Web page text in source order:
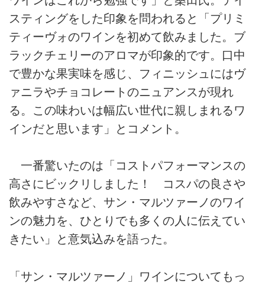
スティングをした印象を問われると「プリミ
ティーヴォのワインを初めて飲みました。ブ
ラックチェリーのアロマが印象的です。口中
で豊かな果実味を感じ、フィニッシュにはヴ
ァニラやチョコレートのニュアンスが現れ
る。この味わいは幅広い世代に親しまれるワ
インだと思います」とコメント。
一番驚いたのは「コストパフォーマンスの
高さにビックリしました！ コスパの良さや
飲みやすさなど、サン・マルツァーノのワイ
ンの魅力を、ひとりでも多くの人に伝えてい
きたい」と意気込みを語った。
「サン・マルツァーノ」ワインについてもっ